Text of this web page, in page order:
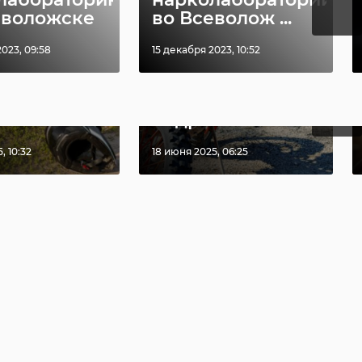
09:58
во Всеволож ...
15 декабря 2023, 10:52
10:32 18 июня 2025, 06:25
›